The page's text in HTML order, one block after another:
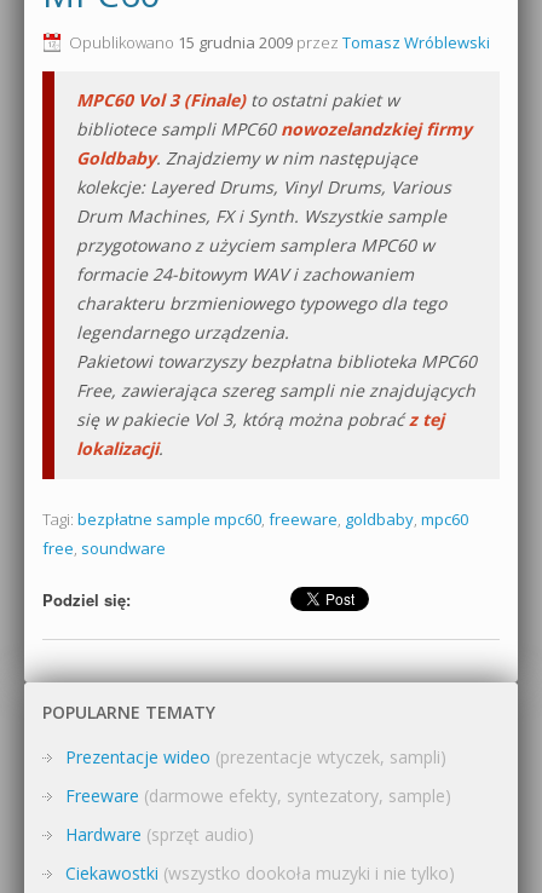
Produkcja muzyczna od podstaw
Sylenth1 od podstaw
Sound Forge od podstaw
Dubstep z syntezatorem Massive
Kontakt 5 Kompendium
Pakiety
0dB.pl - informacje
Newsletter
Materiały dla mediów
Archiwum aktualności
Polityka prywatności
Regulamin
Działanie sklepu internetowego
Wyszukiwanie
Opublikowano 15 grudnia 2009 przez Tomasz Wróblewski
MPC60 Vol 3 (Finale)to ostatni pakiet w
bibliotece sampli MPC60 nowozelandzkiej firmy
Goldbaby. Znajdziemy w nim następujące
kolekcje: Layered Drums, Vinyl Drums, Various
Drum Machines, FX i Synth. Wszystkie sample
przygotowano z użyciem samplera MPC60 w
formacie 24-bitowym WAV i zachowaniem
charakteru brzmieniowego typowego dla tego
legendarnego urządzenia.
Pakietowi towarzyszy bezpłatna biblioteka MPC60
Free, zawierająca szereg sampli nie znajdujących
się w pakiecie Vol 3, którą można pobraćz tej
lokalizacji.
Tagi: bezpłatne sample mpc60, freeware, goldbaby, mpc60
free, soundware
Podziel się:
POPULARNE TEMATY
Prezentacje wideo (prezentacje wtyczek, sampli)
Freeware (darmowe efekty, syntezatory, sample)
Hardware (sprzęt audio)
Ciekawostki (wszystko dookoła muzyki i nie tylko)